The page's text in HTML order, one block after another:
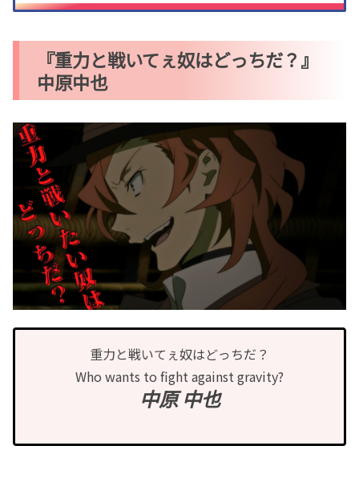
『重力と戦いてぇ奴はどっちだ？』
中原中也
重力と戦いてぇ奴はどっちだ？
Who wants to fight against gravity?
中原 中也